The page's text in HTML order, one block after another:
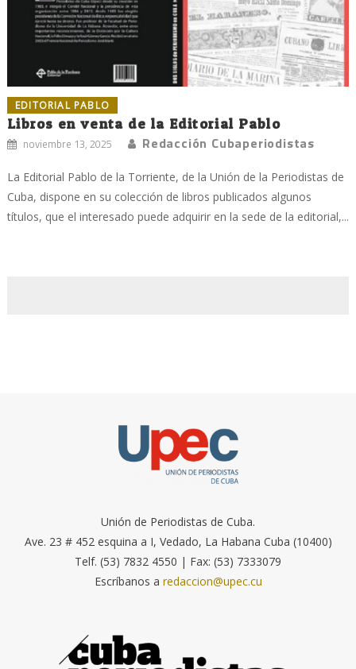
EDITORIAL PABLO
Libros en venta de la Editorial Pablo
noviembre 13, 2025 Redacción Cubaperiodistas
La Editorial Pablo de la Torriente, de la Unión de la Periodistas de
Cuba, dispone en su colección de libros publicados algunos
títulos, que el interesado puede adquirir en la sede de la editorial,...
Unión de Periodistas de Cuba.
Ave. 23 # 452 esquina a I, Vedado, La Habana Cuba (10400)
Telf. (53) 7832 4550 | Fax: (53) 7333079
Escríbanos a redaccion@upec.cu